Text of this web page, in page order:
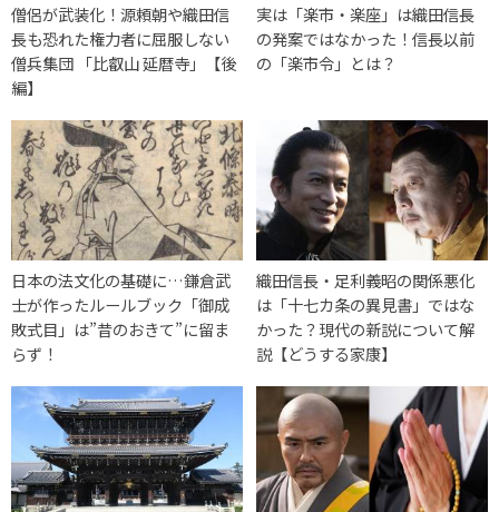
僧侶が武装化！源頼朝や織田信
長も恐れた権力者に屈服しない
僧兵集団 「比叡山 延暦寺」【後
編】
実は「楽市・楽座」は織田信長
の発案ではなかった！信長以前
の「楽市令」とは？
日本の法文化の基礎に…鎌倉武
士が作ったルールブック「御成
敗式目」は”昔のおきて”に留ま
らず！
織田信長・足利義昭の関係悪化
は「十七カ条の異見書」ではな
かった？現代の新説について解
説【どうする家康】